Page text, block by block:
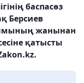
баспасөз
Берсиев
жанынан
қатысты